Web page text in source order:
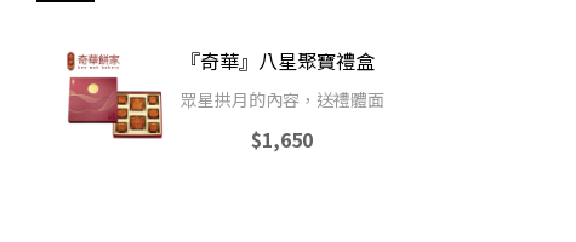
『奇華』八星聚寶禮盒
眾星拱月的內容，送禮體面
$1,650